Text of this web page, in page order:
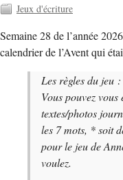
Jeux d'écriture
Semaine 28 de l’année
calendrier de l’Avent qui
Les règles du jeu
Vous pouvez
textes/photos
les 7 mots, * soit
pour le jeu de
voulez.